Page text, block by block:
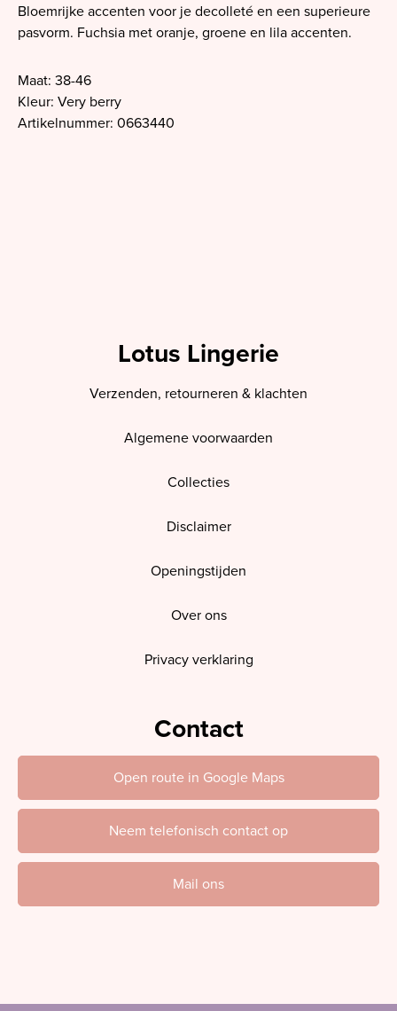
Bloemrijke accenten voor je decolleté en een superieure
pasvorm. Fuchsia met oranje, groene en lila accenten.
Maat: 38-46
Kleur: Very berry
Artikelnummer: 0663440
Lotus Lingerie
Verzenden, retourneren & klachten
Algemene voorwaarden
Collecties
Disclaimer
Openingstijden
Over ons
Privacy verklaring
Contact
Open route in Google Maps
Neem telefonisch contact op
Mail ons